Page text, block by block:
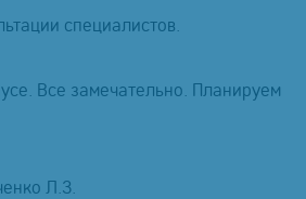
специалистов.
Все замечательно. Планируем
Л.З.